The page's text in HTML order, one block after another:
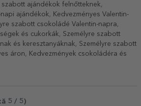
szabott ajándékok felnőtteknek,
napi ajándékok, Kedvezményes Valentin-
szabott csokoládé Valentin-napra,
és cukorkák, Személyre szabott
és keresztanyáknak, Személyre szabott
áron, Kedvezmények csokoládéra és
5 / 5 )